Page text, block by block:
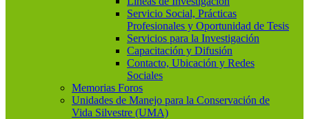
Servicio Social, Prácticas
Profesionales y Oportunidad de Tesis
Servicios para la Investigación
Capacitación y Difusión
Contacto, Ubicación y Redes
Sociales
Memorias Foros
Unidades de Manejo para la Conservación de
Vida Silvestre (UMA)